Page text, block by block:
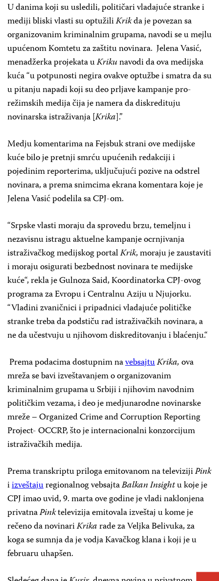
U danima koji su usledili, političari vladajuće stranke i
mediji bliski vlasti su optužiliKrikda je povezan sa
organizovanim kriminalnim grupama, navodi se u mejlu
upućenom Komtetu za zaštitu novinara. Jelena Vasić,
menadžerka projekata uKrikunavodi da ova medijska
kuća “u potpunosti negira ovakve optužbe i smatra da su
u pitanju napadi koji su deo prljave kampanje pro-
režimskih medija čija je namera da diskredituju
novinarska istraživanja [Krika].”
Medju komentarima na Fejsbuk strani ove medijske
kuće bilo je pretnji smrću upućenih redakciji i
pojedinim reporterima, uključujući pozive na odstrel
novinara, a prema snimcima ekrana komentara koje je
Jelena Vasić podelila sa CPJ-om.
“Srpske vlasti moraju da sprovedu brzu, temeljnu i
nezavisnu istragu aktuelne kampanje ocrnjivanja
istraživačkog medijskog portalKrik, moraju je zaustaviti
i moraju osigurati bezbednost novinara te medijske
kuće“, rekla je Gulnoza Said, Koordinatorka CPJ-ovog
programa za Evropu i Centralnu Aziju u Njujorku.
“Vladini zvaničnici i pripadnici vladajuće političke
stranke treba da podstiču rad istraživačkih novinara, a
ne da učestvuju u njihovom diskreditovanju i blaćenju.“
Prema podacima dostupnim navebsajtuKrika,ova
mreža se bavi izveštavanjem o organizovanim
kriminalnim grupama u Srbiji i njihovim navodnim
političkim vezama, i deo je medjunarodne novinarske
mreže – Organized Crime and Corruption Reporting
Project- OCCRP, što je internacionalni konzorcijum
istraživačkih medija.
Prema transkriptu priloga emitovanom na televizijiPink
iizveštajuregionalnog vebsajtaBalkan Insightu koje je
CPJ imao uvid, 9. marta ove godine je vladi naklonjena
privatnaPinktelevizija emitovala izveštaj u kome je
rečeno da novinariKrikarade za Veljka Belivuka, za
koga se sumnja da je vodja Kavačkog klana i koji je u
februaru uhapšen.